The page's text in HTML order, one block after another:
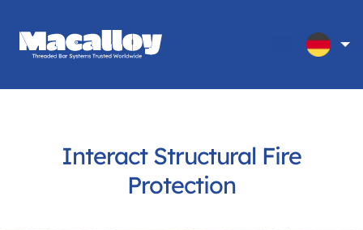
Interact Structural Fire
Protection